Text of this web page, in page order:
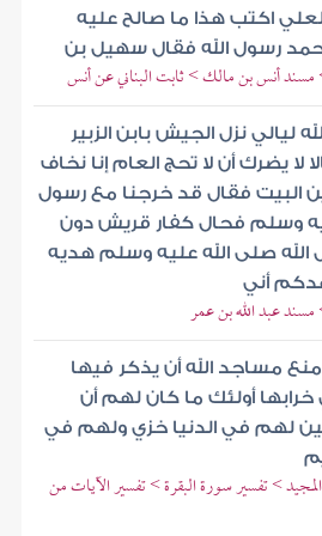
اكتب هذا ما صالح عليه
رسول الله فقال سهيل بن
مسند أنس بن مالك > ثابت البناني عن أنس
ليالي نزل الجيش بابن الزبير
لا يضرك أن لا تحج العام إنا نخاف
البيت فقال قد خرجنا مع رسول
وسلم فحال كفار قريش دون
الله صلى الله عليه وسلم هديه
أني
مسند عبد الله بن عمر
مساجد الله أن يذكر فيها
أولئك ما كان لهم أن
لهم في الدنيا خزي ولهم في
> تفسير سورة البقرة > تفسير الآيات من